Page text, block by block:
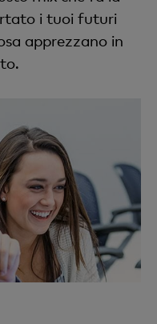
i tuoi futuri
apprezzano in